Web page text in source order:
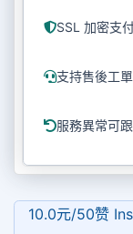
SSL 加密支
支持售後工
服務異常可
10.0元/50赞